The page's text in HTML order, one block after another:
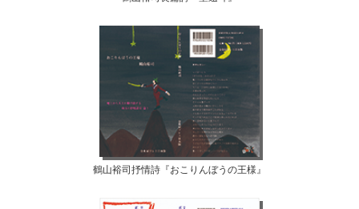
鶴山裕司抒情詩『おこりんぼうの王様』